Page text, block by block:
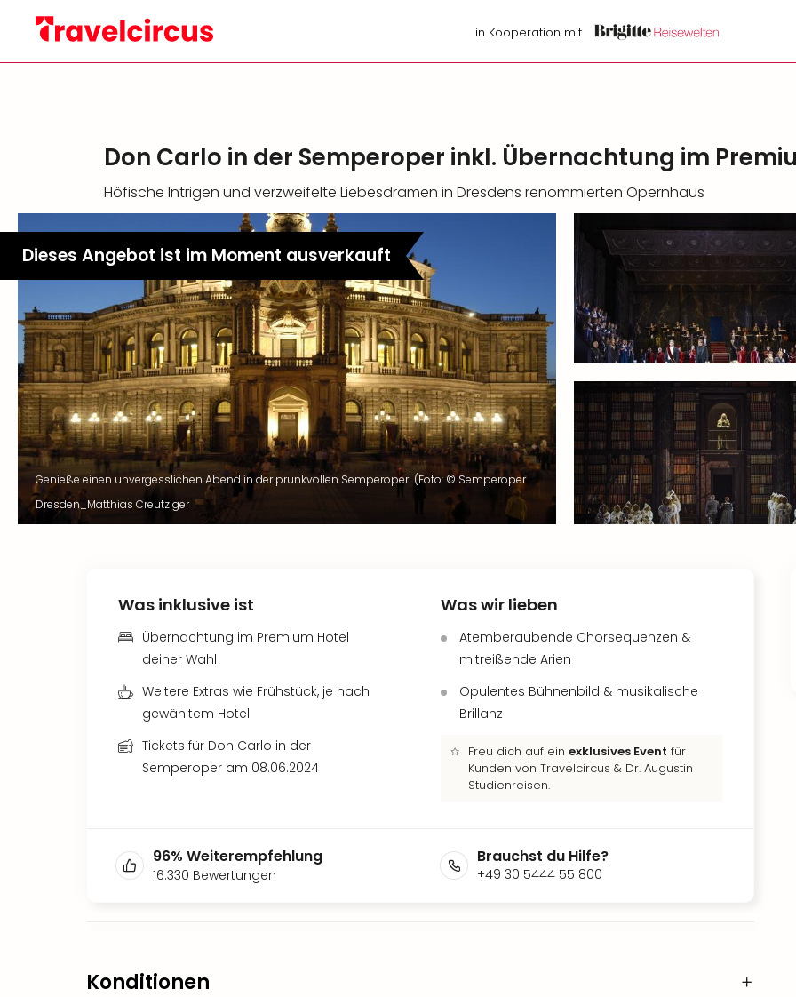
in Kooperation mit
Don Carlo in der Semperoper inkl. Übernachtung im
Höfische Intrigen und verzweifelte Liebesdramen in Dresdens renommierten Opernhaus
Dieses Angebot ist im Moment ausverkauft
Genieße einen unvergesslichen Abend in der prunkvollen Semperoper! (Foto: © Semperoper
Dresden_Matthias Creutziger
Was inklusive ist
Übernachtung im Premium Hotel
deiner Wahl
Weitere Extras wie Frühstück, je nach
gewähltem Hotel
Tickets für Don Carlo in der
Semperoper am 08.06.2024
Was wir lieben
Atemberaubende Chorsequenzen &
mitreißende Arien
Opulentes Bühnenbild & musikalische
Brillanz
Freu dich auf ein exklusives Event für
Kunden von Travelcircus & Dr. Augustin
Studienreisen.
96% Weiterempfehlung
16.330 Bewertungen
Brauchst du Hilfe?
+49 30 5444 55 800
Konditionen